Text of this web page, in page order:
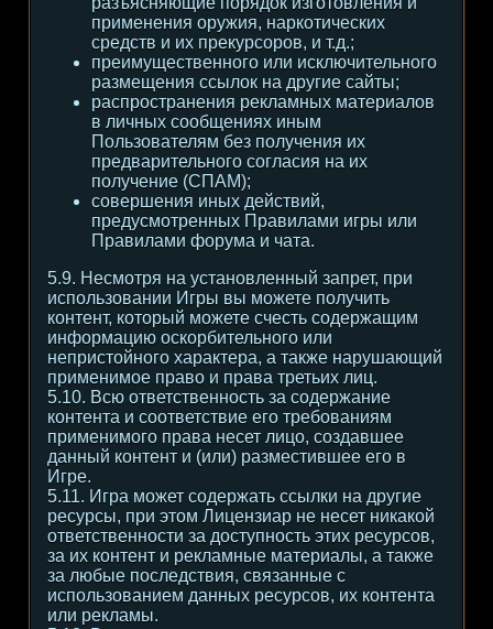
применения оружия, наркотических
средств и их прекурсоров, и т.д.;
преимущественного или исключительного
размещения ссылок на другие сайты;
распространения рекламных материалов
в личных сообщениях иным
Пользователям без получения их
предварительного согласия на их
получение (СПАМ);
совершения иных действий,
предусмотренных Правилами игры или
Правилами форума и чата.
5.9. Несмотря на установленный запрет, при
использовании Игры вы можете получить
контент, который можете счесть содержащим
информацию оскорбительного или
непристойного характера, а также нарушающий
применимое право и права третьих лиц.
5.10. Всю ответственность за содержание
контента и соответствие его требованиям
применимого права несет лицо, создавшее
данный контент и (или) разместившее его в
Игре.
5.11. Игра может содержать ссылки на другие
ресурсы, при этом Лицензиар не несет никакой
ответственности за доступность этих ресурсов,
за их контент и рекламные материалы, а также
за любые последствия, связанные с
использованием данных ресурсов, их контента
или рекламы.